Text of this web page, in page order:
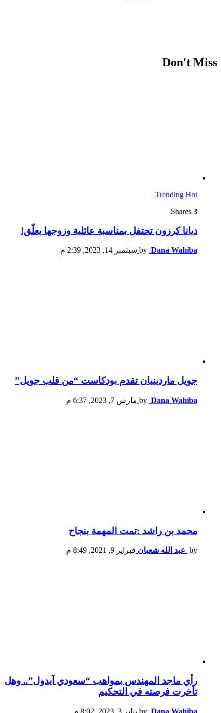
Don't Miss
Trending Hot
3
ديانا كرزون تحتفل بمناسبة عائلية وزوجها يعلّق!
by Dana Wahiba سبتمبر 14, 2023, 2:39 م
جويل ماردينيان تقدم بودكاست “من قلب جويل”
by Dana Wahiba مارس 7, 2023, 6:37 م
محمد بن راشد :تمت المهمة بنجاح
by عبد الله شعبان فبراير 9, 2021, 8:49 م
رأي ماجد المهندس بمواهب “سعودي آيدول”.. وهل
تأخرت فرصته في التحكيم
by Dana Wahiba يناير 3, 2023, 8:02 م